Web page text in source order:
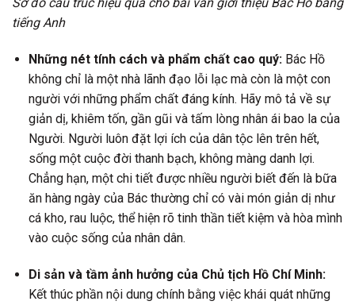
tiếng Anh
Những nét tính cách và phẩm chất cao quý:Bác Hồ
không chỉ là một nhà lãnh đạo lỗi lạc mà còn là một con
người với những phẩm chất đáng kính. Hãy mô tả về sự
giản dị, khiêm tốn, gần gũi và tấm lòng nhân ái bao la của
Người. Người luôn đặt lợi ích của dân tộc lên trên hết,
sống một cuộc đời thanh bạch, không màng danh lợi.
Chẳng hạn, một chi tiết được nhiều người biết đến là bữa
ăn hàng ngày của Bác thường chỉ có vài món giản dị như
cá kho, rau luộc, thể hiện rõ tinh thần tiết kiệm và hòa mình
vào cuộc sống của nhân dân.
Di sản và tầm ảnh hưởng của Chủ tịch Hồ Chí Minh:
Kết thúc phần nội dung chính bằng việc khái quát những